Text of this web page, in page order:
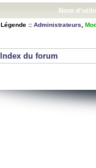
Nom
Légende :: Administrateurs
Index du forum